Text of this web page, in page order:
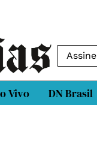
Assine
Vivo DN Brasil